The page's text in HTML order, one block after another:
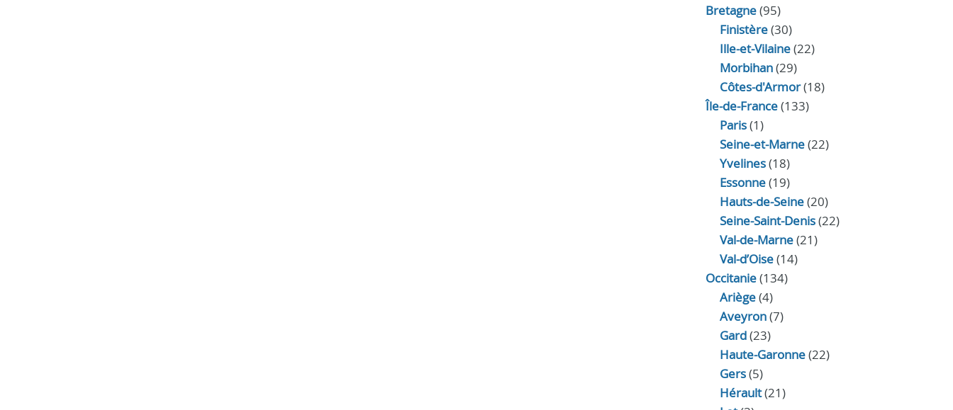
Bretagne(95)
Finistère(30)
Ille-et-Vilaine(22)
Morbihan(29)
Côtes-d'Armor(18)
Île-de-France(133)
Paris(1)
Seine-et-Marne(22)
Yvelines(18)
Essonne(19)
Hauts-de-Seine(20)
Seine-Saint-Denis(22)
Val-de-Marne(21)
Val-d’Oise(14)
Occitanie(134)
Ariège(4)
Aveyron(7)
Gard(23)
Haute-Garonne(22)
Gers(5)
Hérault(21)